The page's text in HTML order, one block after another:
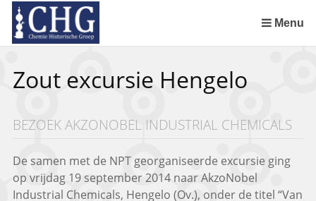
links
over
naar
de
Spring
het
menu
Menu
Zout excursie Hengelo
BEZOEK AKZONOBEL INDUSTRIAL CHEMICALS
De samen met de NPT georganiseerde excursie ging
op vrijdag 19 september 2014 naar AkzoNobel
Industrial Chemicals, Hengelo (Ov.), onder de titel “Van